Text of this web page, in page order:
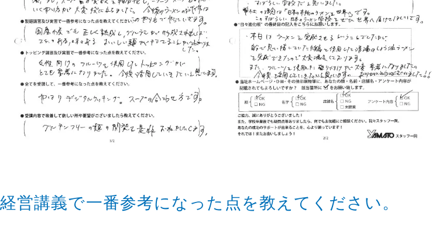
経営講義で一番参考になった点を教えてください。